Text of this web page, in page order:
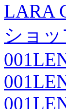
LARA
ショ